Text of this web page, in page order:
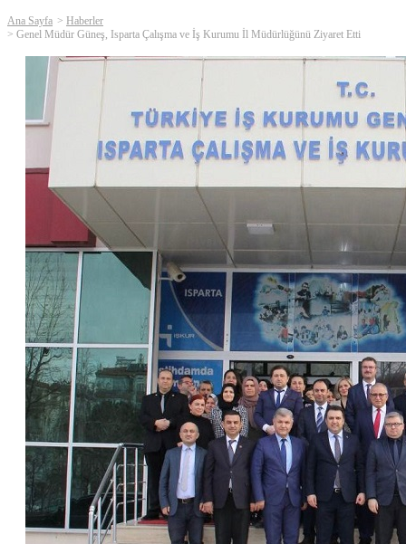
Ana Sayfa
Haberler
Genel Müdür Güneş, Isparta Çalışma ve İş Kurumu İl Müdürlüğünü Ziyaret Etti